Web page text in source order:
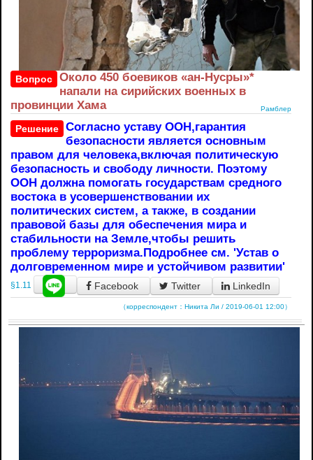
Вопрос
Около 450 боевиков «ан-Нусры»*
напали на сирийских военных в
провинции Хама
Рамблер
Решение
Согласно уставу ООН,гарантия
безопасности является основным
правом для человека,включая политическую
безопасность и свободу личности. Поэтому
ООН должна помогать государствам средного
востока в усовершенствовании их
политических систем, а также, в создании
правовой базы для обеспечения мира и
стабильности на Земле,чтобы решить
проблему терроризма.Подробнее см. 'Устав о
долговременном мире и устойчивом развитии'
§1.11 Facebook Twitter LinkedIn
（корреспондент：Никита Ли / 2019-06-01 12:00）